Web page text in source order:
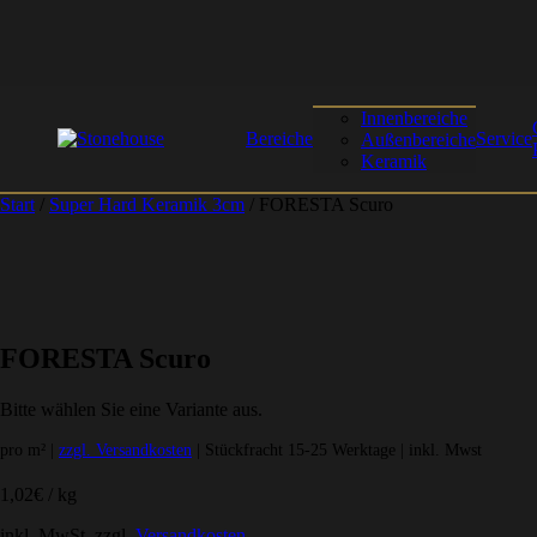
Bereiche
Innenbereiche
Außenbereiche
Keramik
Service
Start Super Hard Keramik 3cm / FORESTA Scuro
FORESTA Scuro
Bitte wählen Sie eine Variante aus.
pro m² | zzgl. Versandkosten | Stückfracht 15-25 Werktage | inkl. Mwst
1,02€
kg